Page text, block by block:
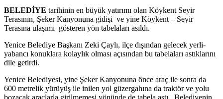
BELEDİYE tarihinin en büyük yatırımı olan Köykent Seyir
Terasının, Şeker Kanyonuna gidişi ve yine Köykent – Seyir
Terasına ulaşımı gösteren yön tabelaları asıldı.
Yenice Belediye Başkanı Zeki Çaylı, ilçe dışından gelecek yerli-
yabancı konuklara kolaylık olması açısından bu tabelaları astıklarını
dile getirdi.
Yenice Belediyesi, yine Şeker Kanyonuna önce araç ile sonra da
600 metrelik yürüyüş ile inilen yol güzergahına da traktör ve yolu
bozacak araçlarla girilmemesi yönünde de tabela astı. Belediyenin